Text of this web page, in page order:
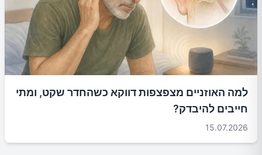
למה האוזניים מצפצפות דווקא כשהחדר שקט, ומתי
חייבים להיבדק?
15.07.2026